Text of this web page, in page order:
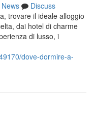
News
Discuss
trovare il ideale alloggio
dai hotel di charme
di lusso, i
dove-dormire-a-